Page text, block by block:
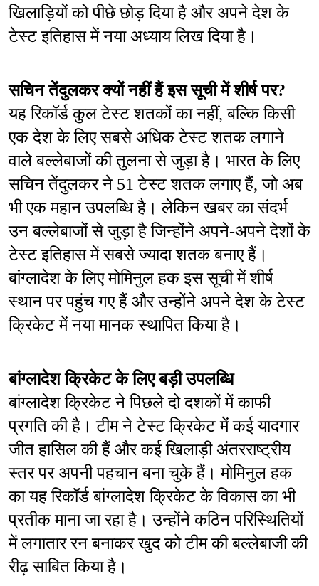
खिलाड़ियों को पीछे छोड़ दिया है और अपने देश के
टेस्ट इतिहास में नया अध्याय लिख दिया है।
सचिन तेंदुलकर क्यों नहीं हैं इस सूची में शीर्ष पर?
यह रिकॉर्ड कुल टेस्ट शतकों का नहीं, बल्कि किसी
एक देश के लिए सबसे अधिक टेस्ट शतक लगाने
वाले बल्लेबाजों की तुलना से जुड़ा है। भारत के लिए
सचिन तेंदुलकर ने 51 टेस्ट शतक लगाए हैं, जो अब
भी एक महान उपलब्धि है। लेकिन खबर का संदर्भ
उन बल्लेबाजों से जुड़ा है जिन्होंने अपने-अपने देशों के
टेस्ट इतिहास में सबसे ज्यादा शतक बनाए हैं।
बांग्लादेश के लिए मोमिनुल हक इस सूची में शीर्ष
स्थान पर पहुंच गए हैं और उन्होंने अपने देश के टेस्ट
क्रिकेट में नया मानक स्थापित किया है।
बांग्लादेश क्रिकेट के लिए बड़ी उपलब्धि
बांग्लादेश क्रिकेट ने पिछले दो दशकों में काफी
प्रगति की है। टीम ने टेस्ट क्रिकेट में कई यादगार
जीत हासिल की हैं और कई खिलाड़ी अंतरराष्ट्रीय
स्तर पर अपनी पहचान बना चुके हैं। मोमिनुल हक
का यह रिकॉर्ड बांग्लादेश क्रिकेट के विकास का भी
प्रतीक माना जा रहा है। उन्होंने कठिन परिस्थितियों
में लगातार रन बनाकर खुद को टीम की बल्लेबाजी की
रीढ़ साबित किया है।